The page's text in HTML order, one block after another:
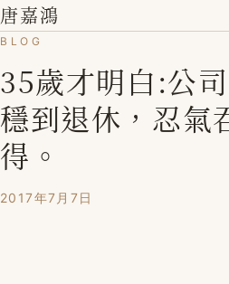
唐嘉鴻
關於我
小資空間改造術
BLOG
35歲才明白:公
穩到退休，忍氣
得。
2017年7月7日